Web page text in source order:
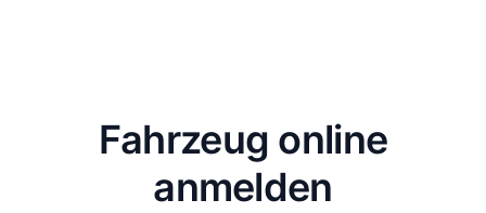
Fahrzeug online
anmelden